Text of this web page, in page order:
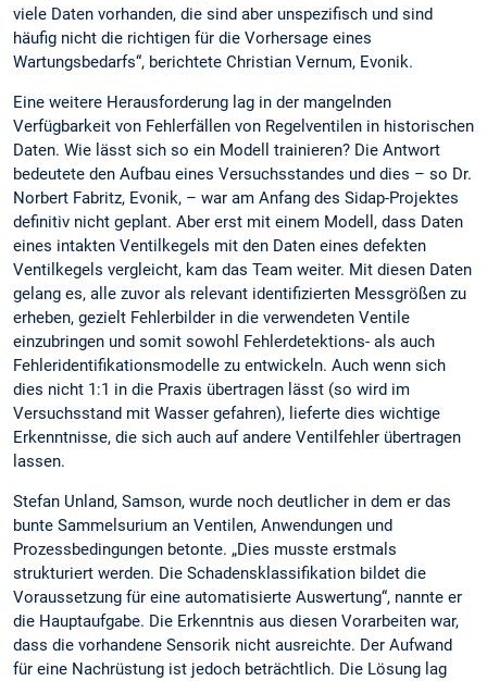
viele Daten vorhanden, die sind aber unspezifisch und sind
häufig nicht die richtigen für die Vorhersage eines
Wartungsbedarfs“, berichtete Christian Vernum, Evonik.
Eine weitere Herausforderung lag in der mangelnden
Verfügbarkeit von Fehlerfällen von Regelventilen in historischen
Daten. Wie lässt sich so ein Modell trainieren? Die Antwort
bedeutete den Aufbau eines Versuchsstandes und dies – so Dr.
Norbert Fabritz, Evonik, – war am Anfang des Sidap-Projektes
definitiv nicht geplant. Aber erst mit einem Modell, dass Daten
eines intakten Ventilkegels mit den Daten eines defekten
Ventilkegels vergleicht, kam das Team weiter. Mit diesen Daten
gelang es, alle zuvor als relevant identifizierten Messgrößen zu
erheben, gezielt Fehlerbilder in die verwendeten Ventile
einzubringen und somit sowohl Fehlerdetektions- als auch
Fehleridentifikationsmodelle zu entwickeln. Auch wenn sich
dies nicht 1:1 in die Praxis übertragen lässt (so wird im
Versuchsstand mit Wasser gefahren), lieferte dies wichtige
Erkenntnisse, die sich auch auf andere Ventilfehler übertragen
lassen.
Stefan Unland, Samson, wurde noch deutlicher in dem er das
bunte Sammelsurium an Ventilen, Anwendungen und
Prozessbedingungen betonte. „Dies musste erstmals
strukturiert werden. Die Schadensklassifikation bildet die
Voraussetzung für eine automatisierte Auswertung“, nannte er
die Hauptaufgabe. Die Erkenntnis aus diesen Vorarbeiten war,
dass die vorhandene Sensorik nicht ausreichte. Der Aufwand
für eine Nachrüstung ist jedoch beträchtlich. Die Lösung lag